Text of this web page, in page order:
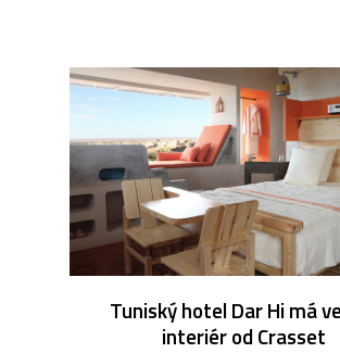
Tuniský hotel Dar Hi má
interiér od Crasset